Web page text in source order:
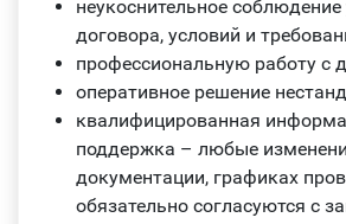
неукоснительное соблюдение
договора, условий и
профессиональную работу с
оперативное решение
квалифицированная
поддержка – любые
документации, графиках
обязательно согласуются с